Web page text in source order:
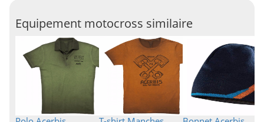
Equipement motocross similaire